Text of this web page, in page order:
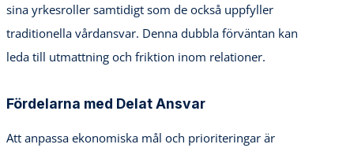
sina yrkesroller samtidigt som de också uppfyller
traditionella vårdansvar. Denna dubbla förväntan kan
leda till utmattning och friktion inom relationer.
Fördelarna med Delat Ansvar
Att anpassa ekonomiska mål och prioriteringar är